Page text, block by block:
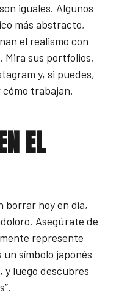
iguales. Algunos
más abstracto,
el realismo con
sus portfolios,
y, si puedes,
trabajan.
EL
borrar hoy en día,
Asegúrate de
represente
símbolo japonés
y luego descubres